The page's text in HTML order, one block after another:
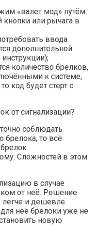
«валет мод» путём
кнопки или рычага в
ввода
дополнительной
количество брелков,
к системе,
код будет стёрт с
соблюдать
брелока, то всё
Сложностей в этом
в случае
от неё. Решение
и дешевле.
неё брелоки уже не
новую